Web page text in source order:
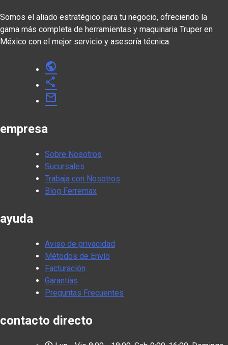
Somos el aliado estratégico para tu negocio, ofreciendo la
gama más completa de herramientas y maquinaria Truper en
México con el mejor servicio y asesoría técnica.
public
share
mail
empresa
Sobre Nosotros
Sucursales
Trabaja con Nosotros
Blog Ferremax
ayuda
Aviso de privacidad
Métodos de Envío
Facturación
Garantías
Preguntas Frecuentes
contacto directo